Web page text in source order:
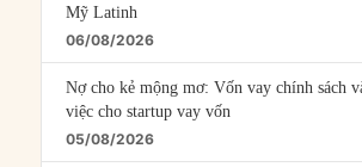
Mỹ Latinh
06/08/2026
Nợ cho kẻ mộng mơ: Vốn vay chính sách
việc cho startup vay vốn
05/08/2026